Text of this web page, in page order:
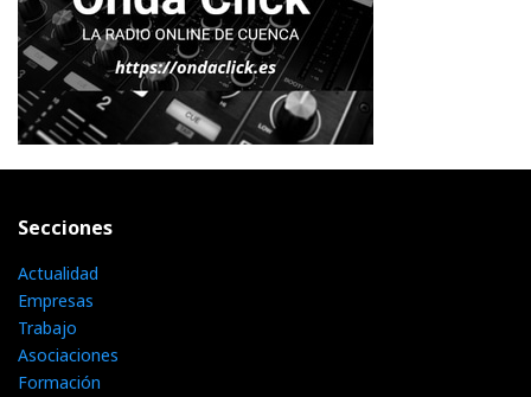
Secciones
Actualidad
Empresas
Trabajo
Asociaciones
Formación